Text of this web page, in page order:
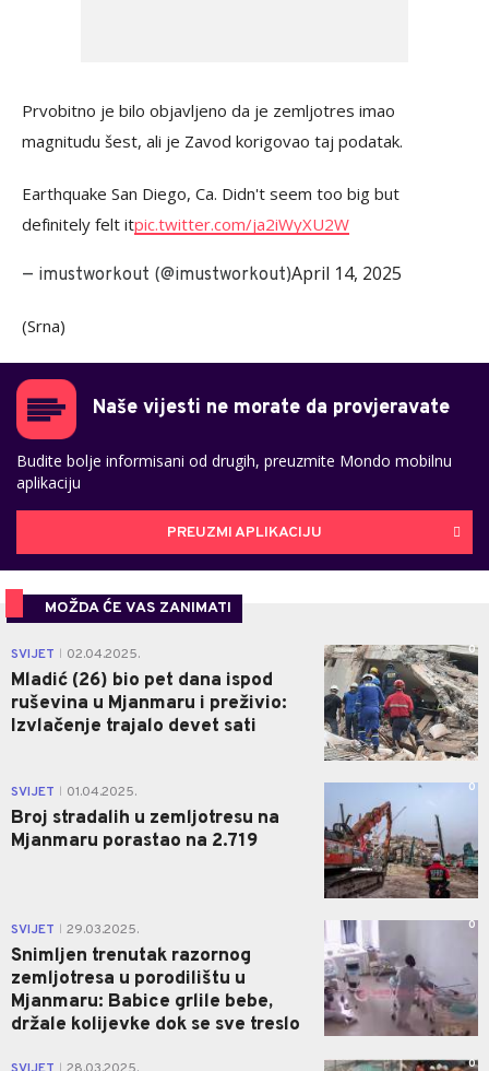
Prvobitno je bilo objavljeno da je zemljotres imao
magnitudu šest, ali je Zavod korigovao taj podatak.
Earthquake San Diego, Ca. Didn't seem too big but
definitely felt itpic.twitter.com/ja2iWyXU2W
— imustworkout (@imustworkout)April 14, 2025
(Srna)
Naše vijesti ne morate da provjeravate
Budite bolje informisani od drugih, preuzmite Mondo mobilnu
aplikaciju
PREUZMI APLIKACIJU
MOŽDA ĆE VAS ZANIMATI
SVIJET 02.04.2025.
Mladić (26) bio pet dana ispod
ruševina u Mjanmaru i preživio:
Izvlačenje trajalo devet sati
0
SVIJET 01.04.2025.
Broj stradalih u zemljotresu na
Mjanmaru porastao na 2.719
0
SVIJET 29.03.2025.
Snimljen trenutak razornog
zemljotresa u porodilištu u
Mjanmaru: Babice grlile bebe,
držale kolijevke dok se sve treslo
0
0